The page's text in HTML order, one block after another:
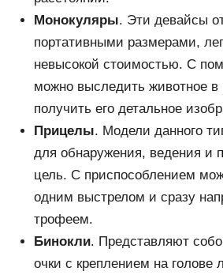
Монокуляры. Эти девайсы
портативными размерами,
невысокой стоимостью. С
можно выследить животное в
получить его детальное
Прицелы. Модели данного
для обнаружения, ведения и
цель. С приспособлением
одним выстрелом и сразу
трофеем.
Бинокли. Представляют
очки с креплением на голове